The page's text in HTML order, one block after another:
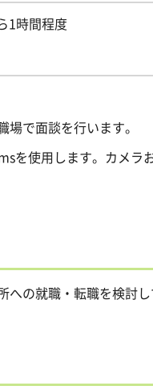
1時間程度
で面談を行います。
使用します。カメラ
への就職・転職を検討